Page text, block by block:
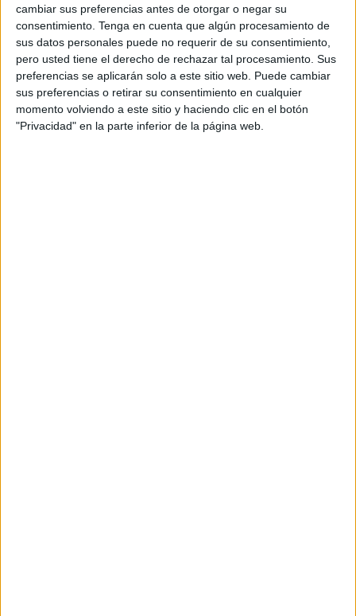
cambiar sus preferencias antes de otorgar o negar su
consentimiento. Tenga en cuenta que algún procesamiento de
sus datos personales puede no requerir de su consentimiento,
pero usted tiene el derecho de rechazar tal procesamiento. Sus
preferencias se aplicarán solo a este sitio web. Puede cambiar
sus preferencias o retirar su consentimiento en cualquier
momento volviendo a este sitio y haciendo clic en el botón
"Privacidad" en la parte inferior de la página web.
También puedeinteresarte:Científicos descubren
primer nacimiento virgen en cocodrilos.